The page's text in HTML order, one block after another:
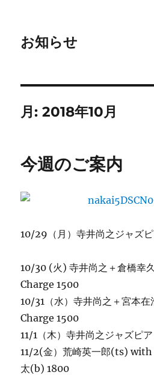
お知らせ
月:2018年10月
今週のご案内
10/29（月）寺井尚之ジャズ
10/30 (火) 寺井尚之＋倉橋幸
Charge 1500
10/31（水）寺井尚之＋宮本
Charge 1500
11/1（木）寺井尚之ジャズピ
11/2(金）荒崎英一郎(ts) with
太(b) 1800